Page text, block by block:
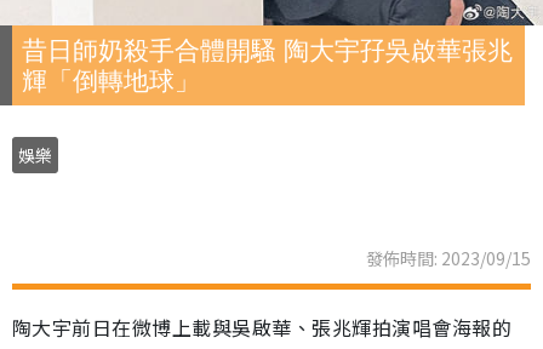
昔日師奶殺手合體開騷 陶大宇孖吳啟華張兆
輝「倒轉地球」
娛樂
發佈時間: 2023/09/15
陶大宇前日在微博上載與吳啟華、張兆輝拍演唱會海報的